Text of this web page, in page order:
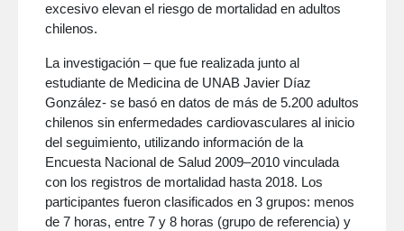
excesivo elevan el riesgo de mortalidad en adultos
chilenos.
La investigación – que fue realizada junto al
estudiante de Medicina de UNAB Javier Díaz
González- se basó en datos de más de 5.200 adultos
chilenos sin enfermedades cardiovasculares al inicio
del seguimiento, utilizando información de la
Encuesta Nacional de Salud 2009–2010 vinculada
con los registros de mortalidad hasta 2018. Los
participantes fueron clasificados en 3 grupos: menos
de 7 horas, entre 7 y 8 horas (grupo de referencia) y